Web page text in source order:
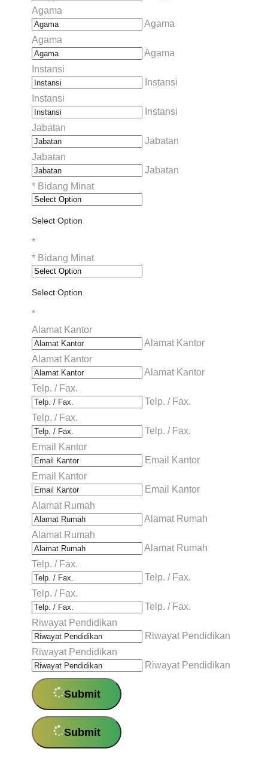
Agama
Agama
Agama
Agama
Instansi
Instansi
Instansi
Instansi
Jabatan
Jabatan
Jabatan
Jabatan
* Bidang Minat
Select Option
*
* Bidang Minat
Select Option
*
Alamat Kantor
Alamat Kantor
Alamat Kantor
Alamat Kantor
Telp. / Fax.
Telp. / Fax.
Telp. / Fax.
Telp. / Fax.
Email Kantor
Email Kantor
Email Kantor
Email Kantor
Alamat Rumah
Alamat Rumah
Alamat Rumah
Alamat Rumah
Telp. / Fax.
Telp. / Fax.
Telp. / Fax.
Telp. / Fax.
Riwayat Pendidikan
Riwayat Pendidikan
Riwayat Pendidikan
Riwayat Pendidikan
Submit
Submit